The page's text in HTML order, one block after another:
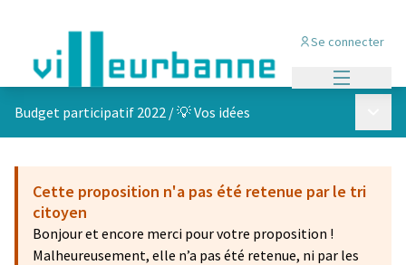
Se connecter
Budget participatif 2022 /💡 Vos idées
Cette proposition n'a pas été retenue par le tri
citoyen
Bonjour et encore merci pour votre proposition !
Malheureusement, elle n’a pas été retenue, ni par les